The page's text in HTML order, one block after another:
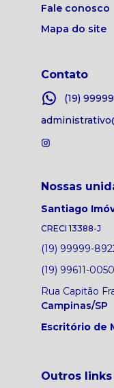
Fale conosco
Mapa do site
Contato
(19)
Nossas
Santiago
CRECI 13388-J
(19) 99999-
(19) 99611-0050
Rua Capitão
Campinas/SP
Escritório de
Outros links